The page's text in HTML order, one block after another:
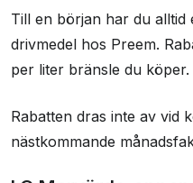
Till en början har du
drivmedel hos Preem.
per liter bränsle du köper.
Rabatten dras inte av vid
nästkommande